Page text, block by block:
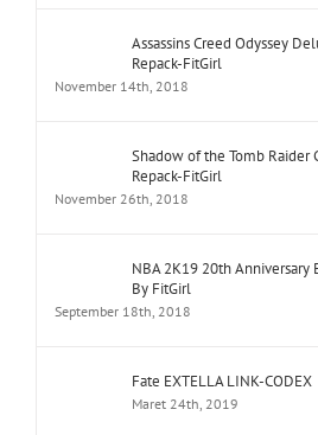
Assassins Creed Odyssey
Repack-FitGirl
November 14th, 2018
Shadow of the Tomb Raider
Repack-FitGirl
November 26th, 2018
NBA 2K19 20th Anniversary
By FitGirl
September 18th, 2018
Fate EXTELLA LINK-CODEX
Maret 24th, 2019